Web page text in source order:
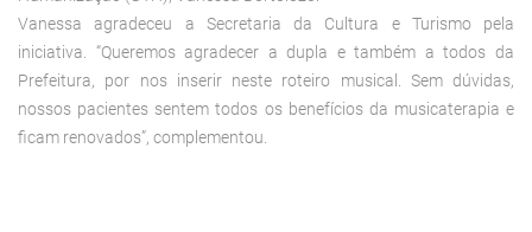
Vanessa agradeceu a Secretaria da Cultura e Turismo pela
iniciativa. “Queremos agradecer a dupla e também a todos da
Prefeitura, por nos inserir neste roteiro musical. Sem dúvidas,
nossos pacientes sentem todos os benefícios da musicaterapia e
ficam renovados”, complementou.